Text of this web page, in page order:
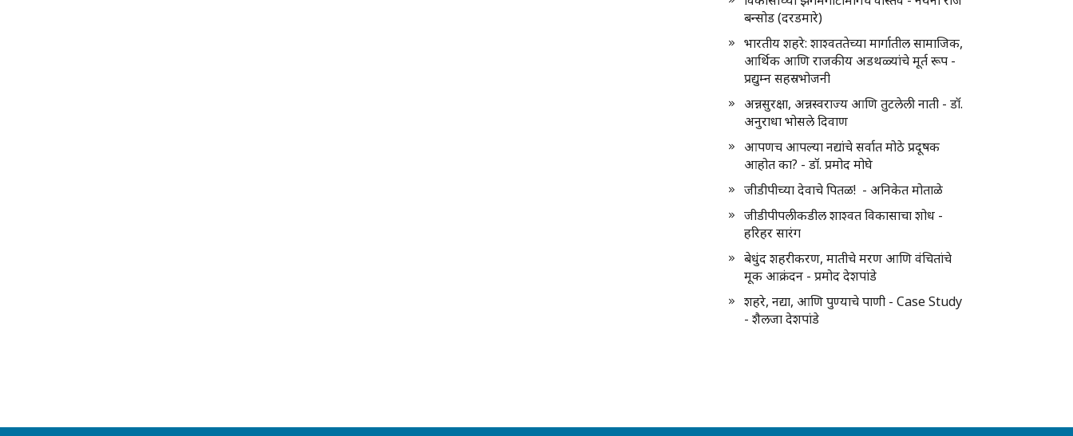
बन्सोड (दरडमारे)
भारतीय शहरे: शाश्वततेच्या मार्गातील सामाजिक,
आर्थिक आणि राजकीय अडथळ्यांचे मूर्त रूप -
प्रद्युम्न सहस्रभोजनी
अन्नसुरक्षा, अन्नस्वराज्य आणि तुटलेली नाती - डॉ.
अनुराधा भोसले दिवाण
आपणच आपल्या नद्यांचे सर्वात मोठे प्रदूषक
आहोत का? - डॉ. प्रमोद मोघे
जीडीपीच्या देवाचे पितळ! - अनिकेत मोताळे
जीडीपीपलीकडील शाश्वत विकासाचा शोध -
हरिहर सारंग
बेधुंद शहरीकरण, मातीचे मरण आणि वंचितांचे
मूक आक्रंदन - प्रमोद देशपांडे
शहरे, नद्या, आणि पुण्याचे पाणी - Case Study
- शैलजा देशपांडे